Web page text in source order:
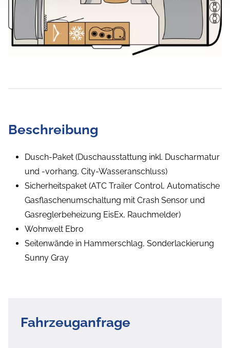
Beschreibung
Dusch-Paket (Duschausstattung inkl. Duscharmatur
und -vorhang, City-Wasseranschluss)
Sicherheitspaket (ATC Trailer Control, Automatische
Gasflaschenumschaltung mit Crash Sensor und
Gasreglerbeheizung EisEx, Rauchmelder)
Wohnwelt Ebro
Seitenwände in Hammerschlag, Sonderlackierung
Sunny Gray
Fahrzeuganfrage